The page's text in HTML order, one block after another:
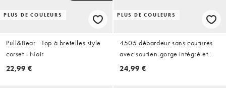
PLUS DE COULEURS
Pull&Bear - Top à bretelles style
corset - Noir
22,99 €
PLUS DE COULEURS
4505 débardeur sans coutures
avec soutien-gorge intégré et
doubles bretelles réglables en
24,99 €